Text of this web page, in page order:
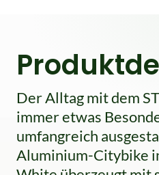
Der Alltag mit dem
immer etwas
umfangreich
Aluminium-Citybike